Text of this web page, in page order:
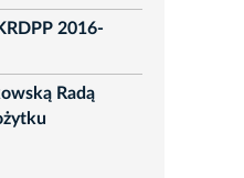
2016-
Radą